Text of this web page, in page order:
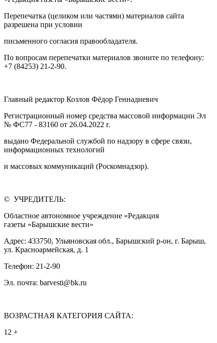
Перепечатка (целиком или частями) материалов сайта
разрешена при условии
письменного согласия правообладателя.
По вопросам перепечатки материалов звоните по телефону:
+7 (84253) 21-2-90.
Главный редактор Козлов Фёдор Геннадиевич
Регистрационный номер средства массовой информации Эл
№ ФС77 - 83160 от 26.04.2022 г.
выдано Федеральной службой по надзору в сфере связи,
информационных технологий
и массовых коммуникаций (Роскомнадзор).
© УЧРЕДИТЕЛЬ:
Областное автономное учреждение «Редакция
газеты «Барышские вести»
Адрес: 433750, Ульяновская обл., Барышский р-он, г. Барыш,
ул. Красноармейская, д. 1
Телефон: 21-2-90
Эл. почта: barvesti@bk.ru
ВОЗРАСТНАЯ КАТЕГОРИЯ САЙТА:
12 +